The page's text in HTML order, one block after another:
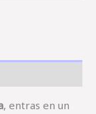
, entras en un